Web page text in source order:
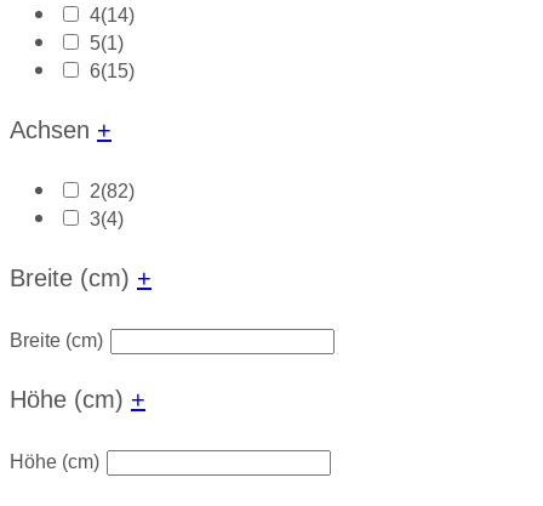
4(14)
5(1)
6(15)
Achsen +
2(82)
3(4)
Breite (cm) +
Breite (cm)
Höhe (cm) +
Höhe (cm)